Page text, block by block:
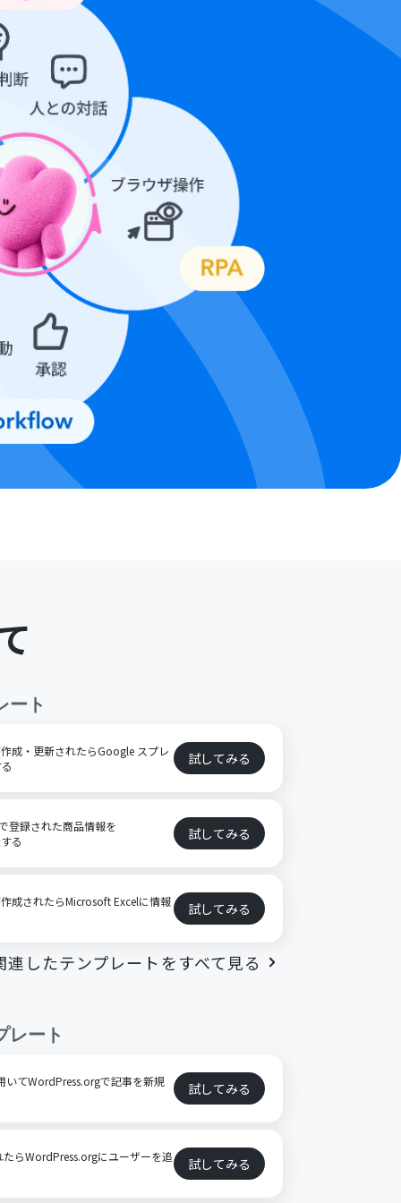
ート
成・更新されたらGoogle スプレ
試してみる
登録された商品情報を
る
試してみる
成されたらMicrosoft Excelに情報 試してみる
連したテンプレートをすべて見る
レート
てWordPress.orgで記事を新規 試してみる
らWordPress.orgにユーザーを追 試してみる